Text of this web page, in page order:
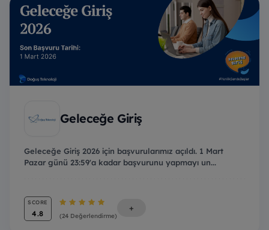
Geleceğe Giriş
Geleceğe Giriş 2026 için başvurularımız açıldı. 1 Mart
Pazar günü 23:59'a kadar başvurunu yapmayı un...
SCORE
4.8 (24 Değerlendirme)
+